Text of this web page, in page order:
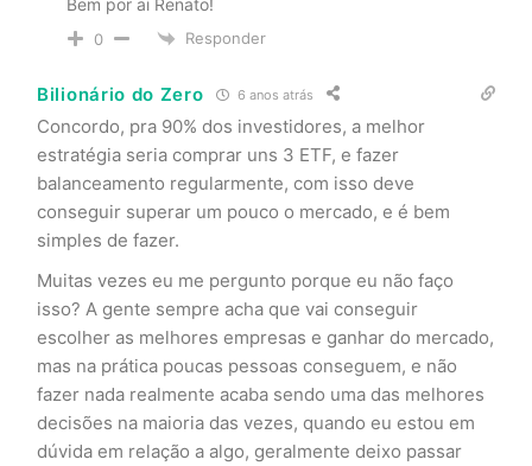
0 Responder
Bilionário do Zero 6 anos atrás
Concordo, pra 90% dos investidores, a melhor
estratégia seria comprar uns 3 ETF, e fazer
balanceamento regularmente, com isso deve
conseguir superar um pouco o mercado, e é bem
simples de fazer.
Muitas vezes eu me pergunto porque eu não faço
isso? A gente sempre acha que vai conseguir
escolher as melhores empresas e ganhar do mercado,
mas na prática poucas pessoas conseguem, e não
fazer nada realmente acaba sendo uma das melhores
decisões na maioria das vezes, quando eu estou em
dúvida em relação a algo, geralmente deixo passar